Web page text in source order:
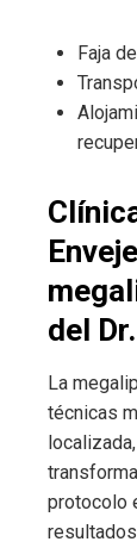
Faja
del
La
técnicas
protocolo